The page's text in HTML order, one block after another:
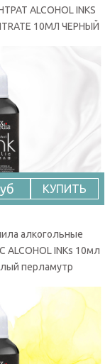
ALCOHOL INKS
10МЛ ЧЕРНЫЙ
КУПИТЬ
алкогольные
ALCOHOL INKs 10мл
перламутр